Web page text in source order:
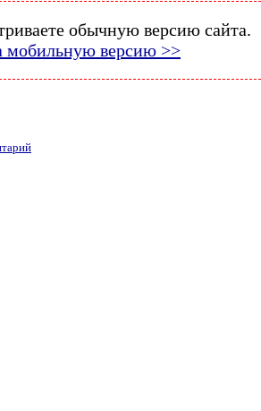
обычную версию сайта.
мобильную версию >>